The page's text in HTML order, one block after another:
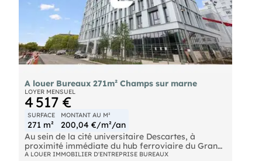
A louer Bureaux 271m² Champs sur marne
LOYER MENSUEL
4 517 €
SURFACE
271 m²
MONTANT AU M²
200,04 €/m²/an
Au sein de la cité universitaire Descartes, à
proximité immédiate du hub ferroviaire du Grand
Paris et l'autoroute A4, ImmpNotre équipes
A LOUER IMMOBILIER D'ENTREPRISE BUREAUX